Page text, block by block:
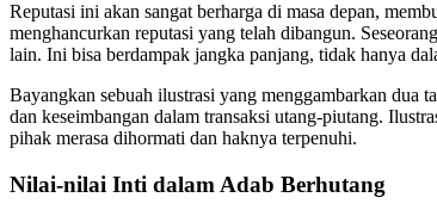
Reputasi ini akan sangat berharga di masa depan,
menghancurkan reputasi yang telah dibangun.
lain. Ini bisa berdampak jangka panjang, tidak hanya
Bayangkan sebuah ilustrasi yang menggambarkan dua
dan keseimbangan dalam transaksi utang-piutang.
pihak merasa dihormati dan haknya terpenuhi.
Nilai-nilai Inti dalam Adab Berhutang